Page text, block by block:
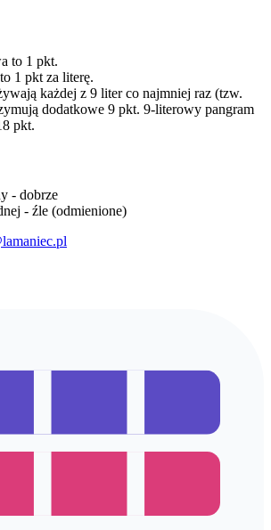
to 1 pkt.
1 pkt za literę.
każdej z 9 liter co najmniej raz (tzw.
dodatkowe 9 pkt. 9-literowy pangram
pkt.
- dobrze
- źle (odmienione)